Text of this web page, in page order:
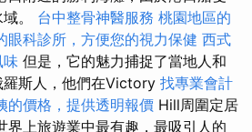
。 台中整骨神醫服務 桃園地區的
眼科診所，方便您的視力保健 西式
味 但是，它的魅力捕捉了當地人和
斯人，他們在Victory 找專業會計
的價格，提供透明報價 Hill周圍定居
界上旅遊業中最有趣，最吸引人的